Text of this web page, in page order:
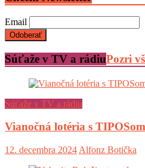
Email
Súťaže v TV a rádiuPozri
Súťaže v TV a rádiu
Vianočná lotéria s TIPOSom
12. decembra 2024 Alfonz Botička